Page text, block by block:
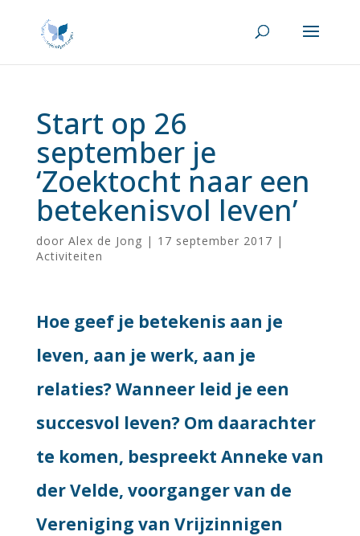
Start op 26
september je
‘Zoektocht naar een
betekenisvol leven’
door Alex de Jong | 17 september 2017 |
Activiteiten
Hoe geef je betekenis aan je
leven, aan je werk, aan je
relaties? Wanneer leid je een
succesvol leven? Om daarachter
te komen, bespreekt Anneke van
der Velde, voorganger van de
Vereniging van Vrijzinnigen